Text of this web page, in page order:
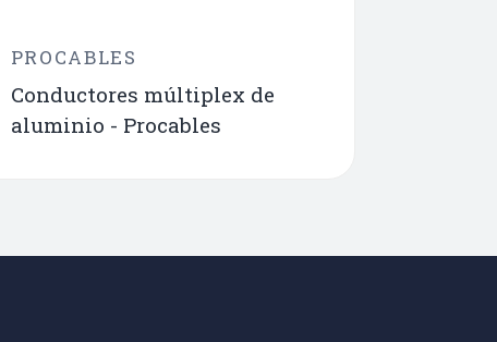
PROCABLES
Conductores múltiplex de
aluminio - Procables